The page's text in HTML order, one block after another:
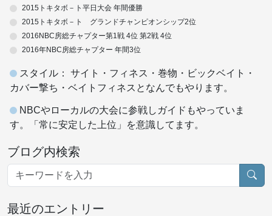
2015トキタボ－ト平日大会 年間優勝
2015トキタボ－ト グランドチャンピオンシップ2位
2016NBC房総チャプター第1戦 4位 第2戦 4位
2016年NBC房総チャプター 年間3位
スタイル： サイト・フィネス・巻物・ビックベイト・
カバー撃ち・ベイトフィネスとなんでもやります。
NBCやローカルの大会に参戦しガイドもやっていま
す。「常に安定した上位」を意識してます。
ブログ内検索
最近のエントリー